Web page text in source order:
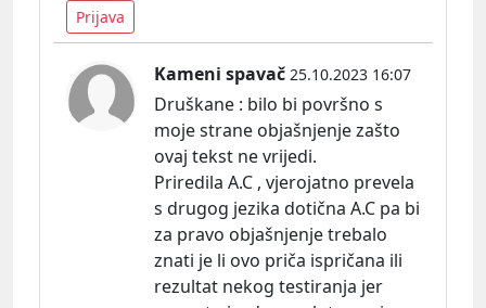
Prijava
Kameni spavač 25.10.2023 16:07
Druškane : bilo bi površno s
moje strane objašnjenje zašto
ovaj tekst ne vrijedi.
Priredila A.C , vjerojatno prevela
s drugog jezika dotična A.C pa bi
za pravo objašnjenje trebalo
znati je li ovo priča ispričana ili
rezultat nekog testiranja jer